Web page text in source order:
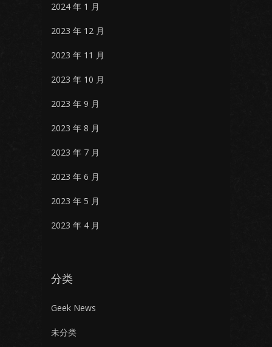
2024 年 1 月
2023 年 12 月
2023 年 11 月
2023 年 10 月
2023 年 9 月
2023 年 8 月
2023 年 7 月
2023 年 6 月
2023 年 5 月
2023 年 4 月
分类
Geek News
未分类